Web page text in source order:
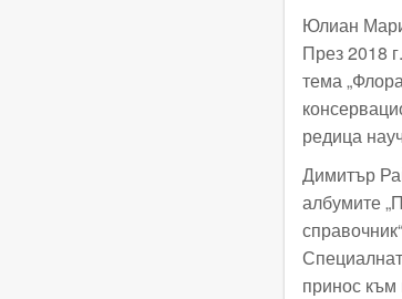
Юлиан
През 2018
тема
редица
Димитър
албумите
принос към